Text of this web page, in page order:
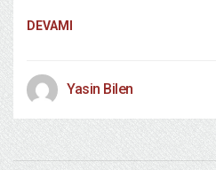
DEVAMI
Yasin Bilen